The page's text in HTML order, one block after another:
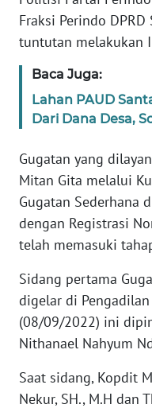
Fraksi Perindo
tuntutan melakukan
Baca Juga:
Lahan PAUD
Dari Dana Desa,
Gugatan yang
Mitan Gita melalui
Gugatan Sederhana
dengan Registrasi
telah memasuki
Sidang pertama
digelar di Pengadilan
(08/09/2022) ini
Nithanael Nahyum
Saat sidang, Kopdit
Nekur, SH., M.H dan
WN
JAKARTA
JABAR
BANTEN
WN
NTT
KEPRI
WN
PAPUA
WN
PAPUA